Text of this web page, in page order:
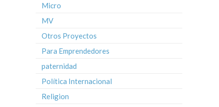
Micro
MV
Otros Proyectos
Para Emprendedores
paternidad
Política Internacional
Religion